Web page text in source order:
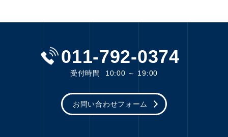
011-792-0374
受付時間 10:00 ～ 19:00
お問い合わせフォーム